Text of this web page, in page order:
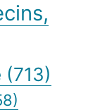
(713)